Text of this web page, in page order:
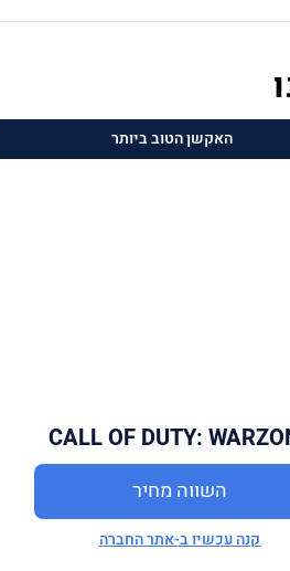
האקשן הטוב ביותר
CALL OF DUTY:
השווה מחיר
קנה עכשיו ב-אתר החברה